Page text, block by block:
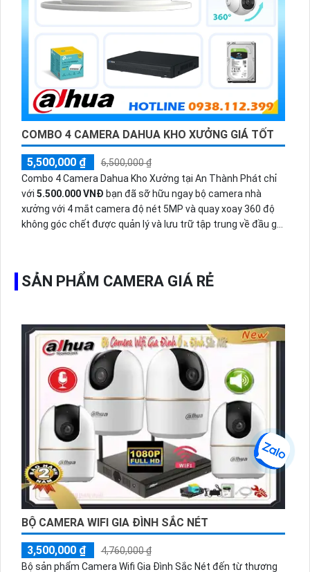
COMBO 4 CAMERA DAHUA KHO XƯỞNG GIÁ TỐT
5,500,000 ₫
6,500,000 ₫
Combo 4 Camera Dahua Kho Xưởng tại An Thành Phát chỉ
với 5.500.000 VNĐ bạn đã sỡ hữu ngay bộ camera nhà
xưởng với 4 mắt camera độ nét 5MP và quay xoay 360 độ
không góc chết được quản lý và lưu trữ tập trung về đầu ghi
SẢN PHẨM CAMERA GIÁ RẺ
BỘ CAMERA WIFI GIA ĐÌNH SẮC NÉT
3,500,000 ₫
4,760,000 ₫
Bộ sản phẩm Camera Wifi Gia Đình Sắc Nét đến từ thương